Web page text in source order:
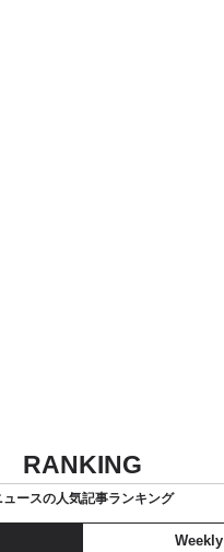
RANKING
ュースの人気記事ランキング
Weekly